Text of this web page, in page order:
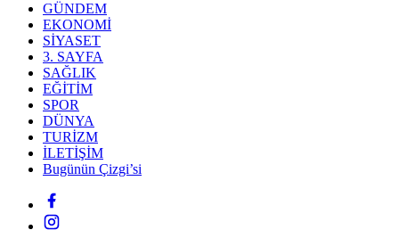
GÜNDEM
EKONOMİ
SİYASET
3. SAYFA
SAĞLIK
EĞİTİM
SPOR
DÜNYA
TURİZM
İLETİŞİM
Bugünün Çizgi’si